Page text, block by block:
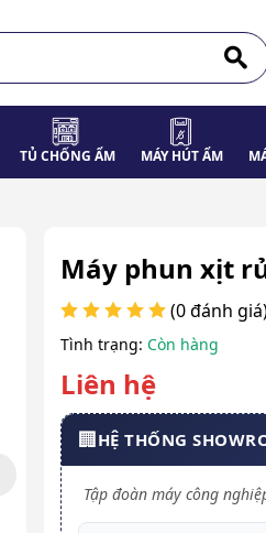
TỦ CHỐNG ẨM MÁY HÚT ẨM
Máy phun xịt
(0 đánh
Tình trạng: Còn hàng
Liên hệ
🏢HỆ THỐNG
Tập đoàn máy công